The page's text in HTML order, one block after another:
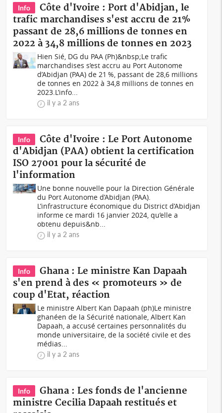
Info
Côte d'Ivoire : Port d'Abidjan, le
trafic marchandises s'est accru de 21%
passant de 28,6 millions de tonnes en
2022 à 34,8 millions de tonnes en 2023
Hien Sié, DG du PAA (Ph)&nbsp;Le trafic
marchandises s’est accru au Port Autonome
d’Abidjan (PAA) de 21 %, passant de 28,6 millions
de tonnes en 2022 à 34,8 millions de tonnes en
2023.L’info...
il y a 2 ans
Info
Côte d'Ivoire : Le Port Autonome
d'Abidjan (PAA) obtient la certification
ISO 27001 pour la sécurité de
l'information
Une bonne nouvelle pour la Direction Générale
du Port Autonome d’Abidjan (PAA).
L’infrastructure économique du District d’Abidjan
informe ce mardi 16 janvier 2024, qu’elle a
obtenu depuis&nb...
il y a 2 ans
Info
Ghana : Le ministre Kan Dapaah
s'en prend à des « promoteurs » de
coup d'Etat, réaction
Le ministre Albert Kan Dapaah (ph)Le ministre
ghanéen de la Sécurité nationale, Albert Kan
Dapaah, a accusé certaines personnalités du
monde universitaire, de la société civile et des
médias...
il y a 2 ans
Info
Ghana : Les fonds de l'ancienne
ministre Cecilia Dapaah restitués et